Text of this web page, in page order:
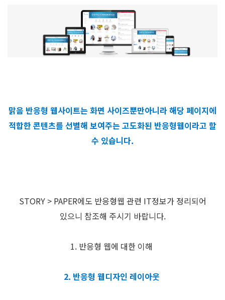
맑음 반응형 웹사이트는 화면 사이즈뿐만아니라 해당 페이지에
적합한 콘텐츠를 선별해 보여주는 고도화된 반응형웹이라고 할
수 있습니다.
STORY > PAPER에도 반응형웹 관련 IT정보가 정리되어
있으니 참조해 주시기 바랍니다.
1. 반응형 웹에 대한 이해
2. 반응형 웹디자인 레이아웃